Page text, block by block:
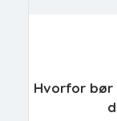
Hvorfor bør